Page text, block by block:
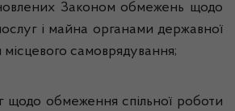
Законом обмежень щодо
і майна органами державної
самоврядування;
обмеження спільної роботи